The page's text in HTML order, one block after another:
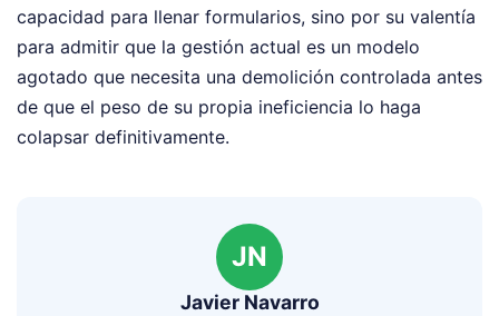
capacidad para llenar formularios, sino por su valentía
para admitir que la gestión actual es un modelo
agotado que necesita una demolición controlada antes
de que el peso de su propia ineficiencia lo haga
colapsar definitivamente.
JN
Javier Navarro